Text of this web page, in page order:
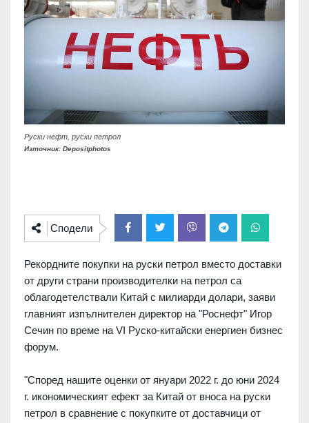
Руски нефт, руски петрол
Източник: Depositphotos
Сподели
Рекордните покупки на руски петрол вместо доставки
от други страни производителки на петрол са
облагодетелствали Китай с милиарди долари, заяви
главният изпълнителен директор на "Роснефт" Игор
Сечин по време на VI Руско-китайски енергиен бизнес
форум.
"Според нашите оценки от януари 2022 г. до юни 2024
г. икономическият ефект за Китай от вноса на руски
петрол в сравнение с покупките от доставчици от